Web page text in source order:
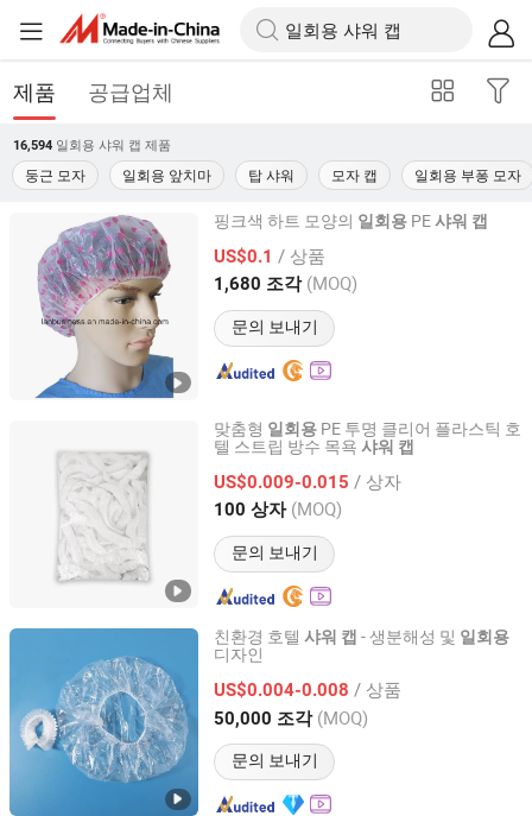
제품 공급업체
16,594 일회용 샤워 캡 제품
둥근 모자 일회용 앞치마 탑 샤워 모자 캡 일회용 부퐁 모자
핑크색 하트 모양의 일회용 PE샤워 캡
US$0.1 / 상품
1,680 조각 (MOQ)
문의 보내기
WuHan LanYuan Protective Co., Ltd.
Hubei, China 이후 2015
맞춤형 일회용 PE 투명 클리어 플라스틱 호
텔 스트립 방수 목욕 샤워 캡
US$0.009-0.015 / 상자
100 상자 (MOQ)
문의 보내기
WuHan LanYuan Protective Co., Ltd.
Hubei, China 이후 2015
친환경 호텔 샤워 캡 - 생분해성 및 일회용
디자인
US$0.004-0.008 / 상품
50,000 조각 (MOQ)
문의 보내기
Yangzhou New Lotus Plastic & Daily Chemicals Co., Ltd.
Jiangsu, China 이후 2025